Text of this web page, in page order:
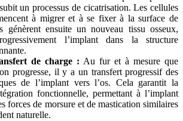
un processus de cicatrisation. Les cellules
à migrer et à se fixer à la surface de
génèrent ensuite un nouveau tissu osseux,
l’implant dans la structure
de charge : Au fur et à mesure que
progresse, il y a un transfert progressif des
de l’implant vers l’os. Cela garantit la
fonctionnelle, permettant à l’implant
forces de morsure et de mastication similaires
naturelle.